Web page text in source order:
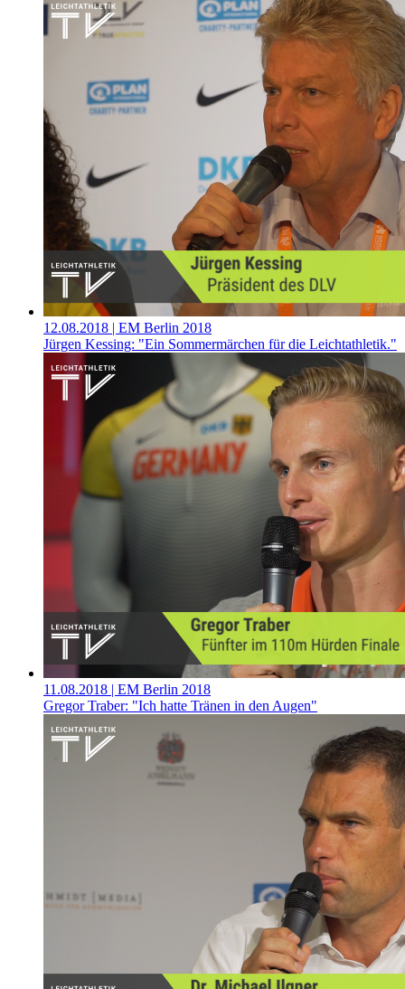
12.08.2018 | EM Berlin 2018
Jürgen Kessing: "Ein Sommermärchen für die Leichtathletik."
11.08.2018 | EM Berlin 2018
Gregor Traber: "Ich hatte Tränen in den Augen"